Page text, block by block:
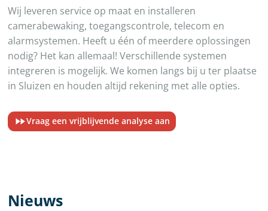
Wij leveren service op maat en installeren
camerabewaking, toegangscontrole, telecom en
alarmsystemen. Heeft u één of meerdere oplossingen
nodig? Het kan allemaal! Verschillende systemen
integreren is mogelijk. We komen langs bij u ter plaatse
in Sluizen en houden altijd rekening met alle opties.
Vraag een vrijblijvende analyse aan
Nieuws